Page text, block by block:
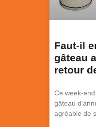
Faut-il
gâteau
retour
Ce week-
gâteau
agréable de